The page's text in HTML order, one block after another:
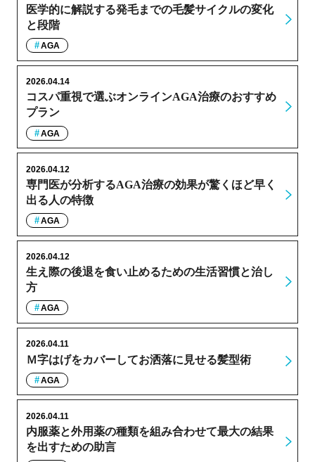
医学的に解説する発毛までの毛髪サイクルの変化
と段階
AGA
コスパ重視で選ぶオンラインAGA治療のおすすめ
プラン
2026.04.14
AGA
専門医が分析するAGA治療の効果が驚くほど早く
出る人の特徴
2026.04.12
AGA
生え際の後退を食い止めるための生活習慣と治し
方
2026.04.12
AGA
Ｍ字はげをカバーしてお洒落に見せる髪型術
2026.04.11
AGA
内服薬と外用薬の種類を組み合わせて最大の結果
を出すための助言
2026.04.11